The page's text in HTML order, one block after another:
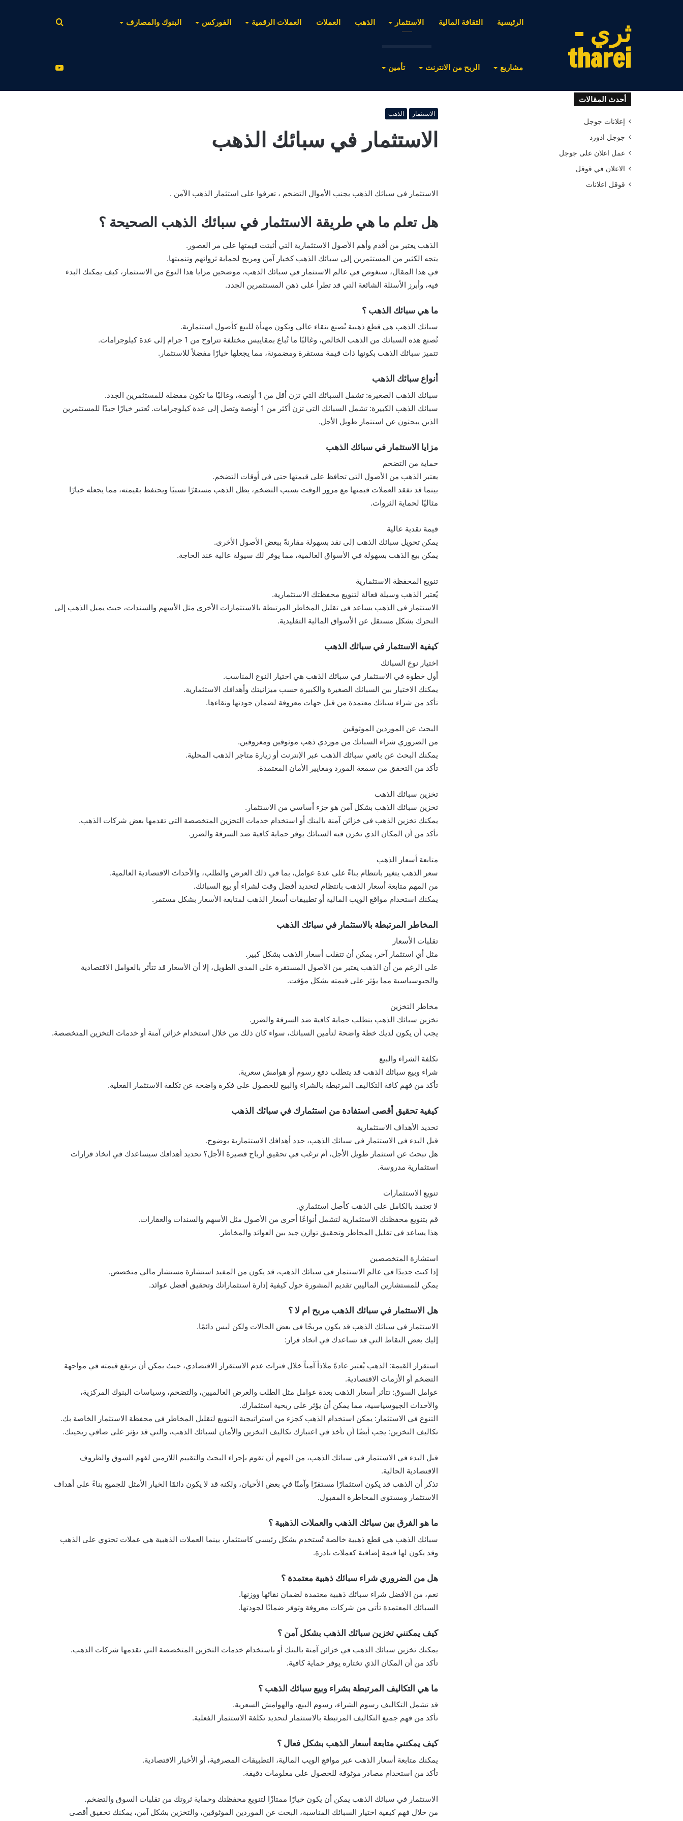
ثري -
tharei
الرئيسية الثقافة المالية الاستثمار الذهب العملات العملات الرقمية الفوركس البنوك والمصارف
مشاريع الربح من الانترنت تأمين عن
الاستثمار الذهب
الاستثمار في سبائك الذهب
الاستثمار في سبائك الذهب يجنب الأموال التضخم ، تعرفوا على استثمار الذهب الآمن .
هل تعلم ما هي طريقة الاستثمار في سبائك الذهب الصحيحة ؟
الذهب يعتبر من أقدم وأهم الأصول الاستثمارية التي أثبتت قيمتها على مر العصور.
يتجه الكثير من المستثمرين إلى سبائك الذهب كخيار آمن ومربح لحماية ثرواتهم وتنميتها.
في هذا المقال، سنغوص في عالم الاستثمار في سبائك الذهب، موضحين مزايا هذا النوع من الاستثمار، كيف يمكنك البدء
فيه، وأبرز الأسئلة الشائعة التي قد تطرأ على ذهن المستثمرين الجدد.
ما هي سبائك الذهب ؟
سبائك الذهب هي قطع ذهبية تُصنع بنقاء عالي وتكون مهيأة للبيع كأصول استثمارية.
تُصنع هذه السبائك من الذهب الخالص، وغالبًا ما تُباع بمقاييس مختلفة تتراوح من 1 جرام إلى عدة كيلوجرامات.
تتميز سبائك الذهب بكونها ذات قيمة مستقرة ومضمونة، مما يجعلها خيارًا مفضلاً للاستثمار.
أنواع سبائك الذهب
سبائك الذهب الصغيرة: تشمل السبائك التي تزن أقل من 1 أونصة، وغالبًا ما تكون مفضلة للمستثمرين الجدد.
سبائك الذهب الكبيرة: تشمل السبائك التي تزن أكثر من 1 أونصة وتصل إلى عدة كيلوجرامات. تُعتبر خيارًا جيدًا للمستثمرين
الذين يبحثون عن استثمار طويل الأجل.
مزايا الاستثمار في سبائك الذهب
حماية من التضخم
يعتبر الذهب من الأصول التي تحافظ على قيمتها حتى في أوقات التضخم.
بينما قد تفقد العملات قيمتها مع مرور الوقت بسبب التضخم، يظل الذهب مستقرًا نسبيًا ويحتفظ بقيمته، مما يجعله خيارًا
مثاليًا لحماية الثروات.
قيمة نقدية عالية
يمكن تحويل سبائك الذهب إلى نقد بسهولة مقارنةً ببعض الأصول الأخرى.
يمكن بيع الذهب بسهولة في الأسواق العالمية، مما يوفر لك سيولة عالية عند الحاجة.
تنويع المحفظة الاستثمارية
يُعتبر الذهب وسيلة فعالة لتنويع محفظتك الاستثمارية.
الاستثمار في الذهب يساعد في تقليل المخاطر المرتبطة بالاستثمارات الأخرى مثل الأسهم والسندات، حيث يميل الذهب إلى
التحرك بشكل مستقل عن الأسواق المالية التقليدية.
كيفية الاستثمار في سبائك الذهب
اختيار نوع السبائك
أول خطوة في الاستثمار في سبائك الذهب هي اختيار النوع المناسب.
يمكنك الاختيار بين السبائك الصغيرة والكبيرة حسب ميزانيتك وأهدافك الاستثمارية.
تأكد من شراء سبائك معتمدة من قبل جهات معروفة لضمان جودتها ونقاءها.
البحث عن الموردين الموثوقين
من الضروري شراء السبائك من موردي ذهب موثوقين ومعروفين.
يمكنك البحث عن بائعي سبائك الذهب عبر الإنترنت أو زيارة متاجر الذهب المحلية.
تأكد من التحقق من سمعة المورد ومعايير الأمان المعتمدة.
تخزين سبائك الذهب
تخزين سبائك الذهب بشكل آمن هو جزء أساسي من الاستثمار.
يمكنك تخزين الذهب في خزائن آمنة بالبنك أو استخدام خدمات التخزين المتخصصة التي تقدمها بعض شركات الذهب.
تأكد من أن المكان الذي تخزن فيه السبائك يوفر حماية كافية ضد السرقة والضرر.
متابعة أسعار الذهب
سعر الذهب يتغير بانتظام بناءً على عدة عوامل، بما في ذلك العرض والطلب، والأحداث الاقتصادية العالمية.
من المهم متابعة أسعار الذهب بانتظام لتحديد أفضل وقت لشراء أو بيع السبائك.
يمكنك استخدام مواقع الويب المالية أو تطبيقات أسعار الذهب لمتابعة الأسعار بشكل مستمر.
المخاطر المرتبطة بالاستثمار في سبائك الذهب
تقلبات الأسعار
مثل أي استثمار آخر، يمكن أن تتقلب أسعار الذهب بشكل كبير.
على الرغم من أن الذهب يعتبر من الأصول المستقرة على المدى الطويل، إلا أن الأسعار قد تتأثر بالعوامل الاقتصادية
والجيوسياسية مما يؤثر على قيمته بشكل مؤقت.
مخاطر التخزين
تخزين سبائك الذهب يتطلب حماية كافية ضد السرقة والضرر.
يجب أن يكون لديك خطة واضحة لتأمين السبائك، سواء كان ذلك من خلال استخدام خزائن آمنة أو خدمات التخزين المتخصصة.
تكلفة الشراء والبيع
شراء وبيع سبائك الذهب قد يتطلب دفع رسوم أو هوامش سعرية.
تأكد من فهم كافة التكاليف المرتبطة بالشراء والبيع للحصول على فكرة واضحة عن تكلفة الاستثمار الفعلية.
كيفية تحقيق أقصى استفادة من استثمارك في سبائك الذهب
تحديد الأهداف الاستثمارية
قبل البدء في الاستثمار في سبائك الذهب، حدد أهدافك الاستثمارية بوضوح.
هل تبحث عن استثمار طويل الأجل، أم ترغب في تحقيق أرباح قصيرة الأجل؟ تحديد أهدافك سيساعدك في اتخاذ قرارات
استثمارية مدروسة.
تنويع الاستثمارات
لا تعتمد بالكامل على الذهب كأصل استثماري.
قم بتنويع محفظتك الاستثمارية لتشمل أنواعًا أخرى من الأصول مثل الأسهم والسندات والعقارات.
هذا يساعد في تقليل المخاطر وتحقيق توازن جيد بين العوائد والمخاطر.
استشارة المتخصصين
إذا كنت جديدًا في عالم الاستثمار في سبائك الذهب، قد يكون من المفيد استشارة مستشار مالي متخصص.
يمكن للمستشارين الماليين تقديم المشورة حول كيفية إدارة استثماراتك وتحقيق أفضل عوائد.
هل الاستثمار في سبائك الذهب مربح ام لا ؟
الاستثمار في سبائك الذهب قد يكون مربحًا في بعض الحالات ولكن ليس دائمًا.
إليك بعض النقاط التي قد تساعدك في اتخاذ قرار:
استقرار القيمة: الذهب يُعتبر عادةً ملاذاً آمناً خلال فترات عدم الاستقرار الاقتصادي، حيث يمكن أن ترتفع قيمته في مواجهة
التضخم أو الأزمات الاقتصادية.
عوامل السوق: تتأثر أسعار الذهب بعدة عوامل مثل الطلب والعرض العالميين، والتضخم، وسياسات البنوك المركزية،
والأحداث الجيوسياسية، مما يمكن أن يؤثر على ربحية استثمارك.
التنوع في الاستثمار: يمكن استخدام الذهب كجزء من استراتيجية التنويع لتقليل المخاطر في محفظة الاستثمار الخاصة بك.
تكاليف التخزين: يجب أيضًا أن تأخذ في اعتبارك تكاليف التخزين والأمان لسبائك الذهب، والتي قد تؤثر على صافي ربحيتك.
قبل البدء في الاستثمار في سبائك الذهب، من المهم أن تقوم بإجراء البحث والتقييم اللازمين لفهم السوق والظروف
الاقتصادية الحالية.
تذكر أن الذهب قد يكون استثمارًا مستقرًا وآمنًا في بعض الأحيان، ولكنه قد لا يكون دائمًا الخيار الأمثل للجميع بناءً على أهداف
الاستثمار ومستوى المخاطرة المقبول.
ما هو الفرق بين سبائك الذهب والعملات الذهبية ؟
سبائك الذهب هي قطع ذهبية خالصة تُستخدم بشكل رئيسي كاستثمار، بينما العملات الذهبية هي عملات تحتوي على الذهب
وقد يكون لها قيمة إضافية كعملات نادرة.
هل من الضروري شراء سبائك ذهبية معتمدة ؟
نعم، من الأفضل شراء سبائك ذهبية معتمدة لضمان نقائها ووزنها.
السبائك المعتمدة تأتي من شركات معروفة وتوفر ضمانًا لجودتها.
كيف يمكنني تخزين سبائك الذهب بشكل آمن ؟
يمكنك تخزين سبائك الذهب في خزائن آمنة بالبنك أو باستخدام خدمات التخزين المتخصصة التي تقدمها شركات الذهب.
تأكد من أن المكان الذي تختاره يوفر حماية كافية.
ما هي التكاليف المرتبطة بشراء وبيع سبائك الذهب ؟
قد تشمل التكاليف رسوم الشراء، رسوم البيع، والهوامش السعرية.
تأكد من فهم جميع التكاليف المرتبطة بالاستثمار لتحديد تكلفة الاستثمار الفعلية.
كيف يمكنني متابعة أسعار الذهب بشكل فعال ؟
يمكنك متابعة أسعار الذهب عبر مواقع الويب المالية، التطبيقات المصرفية، أو الأخبار الاقتصادية.
تأكد من استخدام مصادر موثوقة للحصول على معلومات دقيقة.
الاستثمار في سبائك الذهب يمكن أن يكون خيارًا ممتازًا لتنويع محفظتك وحماية ثروتك من تقلبات السوق والتضخم.
من خلال فهم كيفية اختيار السبائك المناسبة، البحث عن الموردين الموثوقين، والتخزين بشكل آمن، يمكنك تحقيق أقصى
أحدث المقالات
إعلانات جوجل
جوجل ادورد
عمل اعلان على جوجل
الاعلان في قوقل
قوقل اعلانات